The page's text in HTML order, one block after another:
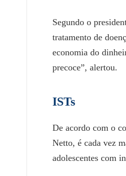
Segundo o
tratamento de
economia do
precoce”, alertou.
ISTs
De acordo com o
Netto, é cada vez
adolescentes com